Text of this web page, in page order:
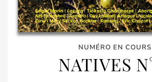
NUMÉRO EN COURS
NATIVES